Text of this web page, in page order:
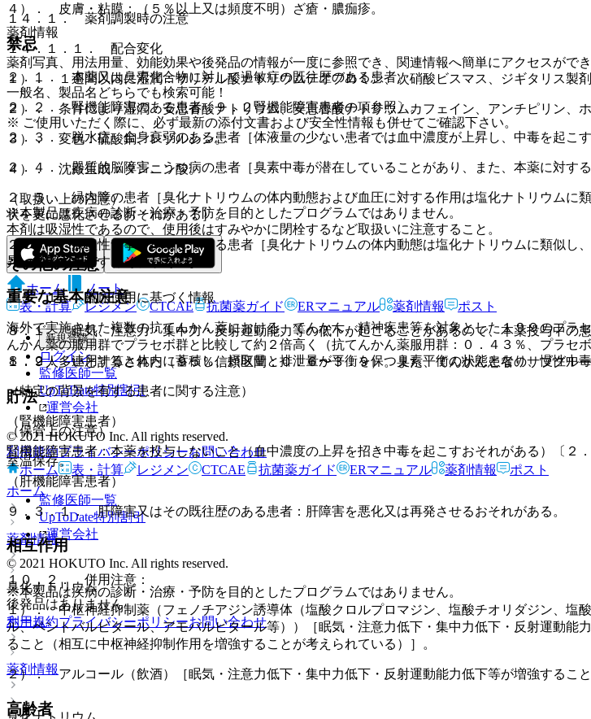
１４．１． 薬剤調製時の注意
１４．１．１． 配合変化
１）． １週間以内に湿潤：サリチル酸ナトリウムテオブロミン、次硝酸ビスマス、ジギタリス製
２）． 条件により湿潤：安息香酸ナトリウム、安息香酸ナトリウムカフェイン、アンチピリン、
３）． 変色：硫酸銅、レゾルシン。
４）． 沈殿生成：タンニン酸。
（取扱い上の注意）
本剤は吸湿性であるので、使用後はすみやかに閉栓するなど取扱いに注意すること。
その他の注意
１５．１． 臨床使用に基づく情報
海外で実施された複数の抗てんかん薬における、てんかん、精神疾患等を対象とした１９９のプ
んかん薬の服用群でプラセボ群と比較して約２倍高く（抗てんかん薬服用群：０．４３％、プラ
１．９人多いと計算された（９５％信頼区間：０．６〜３．９）。また、てんかん患者のサブグル
貯法
（保管上の注意）
室温保存。
ホーム
薬剤情報
臭化ナトリウム
後発品はありません
ホーム
薬剤情報
４）． 皮膚・粘膜：（５％以上又は頻度不明）ざ瘡・膿痂疹。
禁忌
２．１． 本薬又は臭素化合物に対して過敏症の既往歴のある患者。
２．２． 腎機能障害のある患者〔９．２腎機能障害患者の項参照〕。
２．３． 脱水症、全身衰弱のある患者［体液量の少ない患者では血中濃度が上昇し、中毒を起こす
２．４． 器質的脳障害、うつ病の患者［臭素中毒が潜在していることがあり、また、本薬に対す
２．５． 緑内障の患者［臭化ナトリウムの体内動態および血圧に対する作用は塩化ナトリウムに
状を更に悪化させるおそれがある］。
２．６． 低塩性食事を摂取している患者［臭化ナトリウムの体内動態は塩化ナトリウムに類似し
昇、中毒を起こすおそれがある］。
重要な基本的注意
８．１． 眠気、注意力・集中力・反射運動能力等の低下が起こることがあるので、本薬投与中の
８．２． 連用すると体内に蓄積し、摂取量と排泄量が平衡を保つ臭素平衡の状態となり、慢性中
（特定の背景を有する患者に関する注意）
（腎機能障害患者）
腎機能障害患者：本薬を投与しないこと（血中濃度の上昇を招き中毒を起こすおそれがある）〔２．
（肝機能障害患者）
９．３．１． 肝障害又はその既往歴のある患者：肝障害を悪化又は再発させるおそれがある。
相互作用
１０．２． 併用注意：
１）． 中枢神経抑制薬（フェノチアジン誘導体（塩酸クロルプロマジン、塩酸チオリダジン、塩
ル、ペントバルビタール、アモバルビタール等））［眠気・注意力低下・集中力低下・反射運動
ること（相互に中枢神経抑制作用を増強することが考えられている）］。
２）． アルコール（飲酒）［眠気・注意力低下・集中力低下・反射運動能力低下等が増強するこ
高齢者
薬剤情報
薬剤写真、用法用量、効能効果や後発品の情報が一度に参照でき、関連情報へ簡単にアクセスができ
一般名、製品名どちらでも検索可能！
※ ご使用いただく際に、必ず最新の添付文書および安全性情報も併せてご確認下さい。
※本製品は疾病の診断・治療・予防を目的としたプログラムではありません。
ホーム
ノート
表・計算
レジメン CTCAE 抗菌薬ガイド ERマニュアル 薬剤情報 ポスト
新規登録
ログイン
監修医師一覧
UpToDate特別割引
運営会社
© 2021 HOKUTO Inc. All rights reserved.
利用規約プライバシーポリシーお問い合わせ
ホーム
表・計算 レジメン CTCAE 抗菌薬ガイド ERマニュアル 薬剤情報 ポスト
監修医師一覧
UpToDate特別割引
運営会社
© 2021 HOKUTO Inc. All rights reserved.
※本製品は疾病の診断・治療・予防を目的としたプログラムではありません。
利用規約プライバシーポリシーお問い合わせ